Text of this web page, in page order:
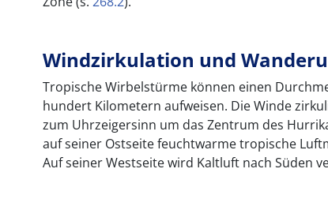
Windzirkulation und
Tropische Wirbelstürme können einen
hundert Kilometern aufweisen. Die Winde
zum Uhrzeigersinn um das Zentrum des
auf seiner Ostseite feuchtwarme tropische
Auf seiner Westseite wird Kaltluft nach Süden